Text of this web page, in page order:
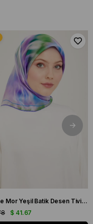
Armine Mor Yeşil Batik Desen Tivil İpek Eşarp 9136 - 50
$ 41.67